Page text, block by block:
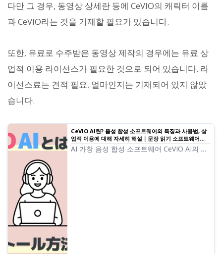
다만 그 경우, 동영상 상세란 등에 CeVIO의 캐릭터 이름
과 CeVIO라는 것을 기재할 필요가 있습니다.
또한, 유료로 수주받은 동영상 제작의 경우에는 유료 상
업적 이용 라이선스가 필요한 것으로 되어 있습니다. 라
이선스료는 견적 필요. 얼마인지는 기재되어 있지 않았
습니다.
CeVIO AI란? 음성 합성 소프트웨어의 특징과 사용법, 상
업적 이용에 대해 자세히 해설｜문장 읽기 소프트웨어
Ondoku
AI 가창 음성 합성 소프트웨어 CeVIO AI의 완